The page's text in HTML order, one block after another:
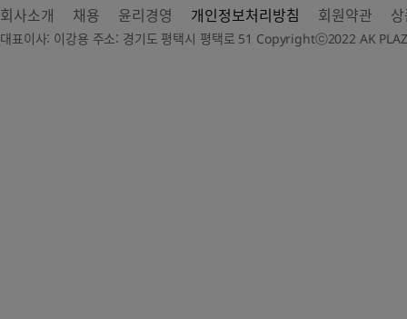
회사소개
채용 윤리경영 개인정보처리방침 회원약관
대표이사: 이강용 주소: 경기도 평택시 평택로 51 Copyrightⓒ2022 AK